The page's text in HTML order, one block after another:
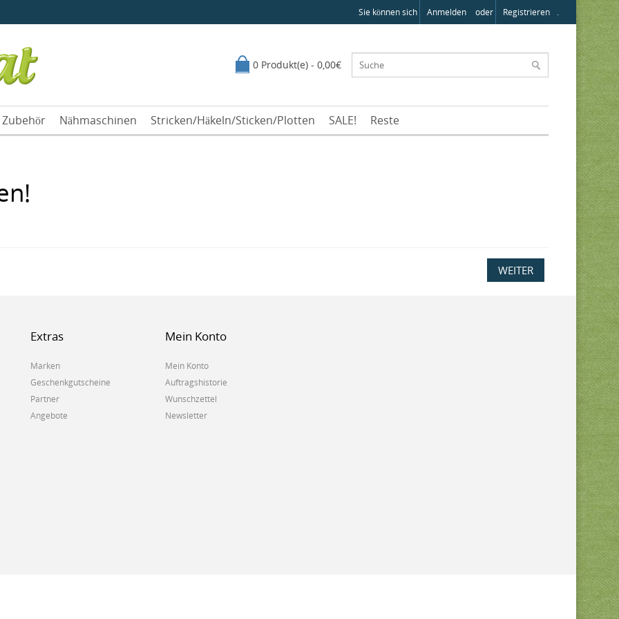
Sie können sich Anmelden oder Registrieren .
0 Produkt(e) - 0,00€
Zubehör Nähmaschinen Stricken/Häkeln/Sticken/Plotten SALE! Reste
WEITER
Extras
Marken
Geschenkgutscheine
Partner
Angebote
Mein Konto
Mein Konto
Auftragshistorie
Wunschzettel
Newsletter